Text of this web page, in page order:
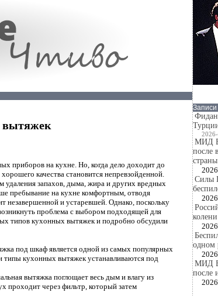
вытяжек
приборов на кухне. Но, когда дело доходит до
качества становится непревзойденной.
удаления запахов, дыма, жира и других вредных
пребывание на кухне комфортным, отводя
незавершенной и устаревшей. Однако, поскольку
проблема с выбором подходящей для
типов кухонных вытяжек и подробно обсудили
под шкаф является одной из самых популярных
типы кухонных вытяжек устанавливаются под
вытяжка поглощает весь дым и влагу из
проходит через фильтр, который затем
Фидан
МИД
после
страны
Силы
одном
МИД
после